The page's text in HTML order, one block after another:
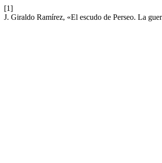
[1]
J. Giraldo Ramírez, «El escudo de Perseo. La